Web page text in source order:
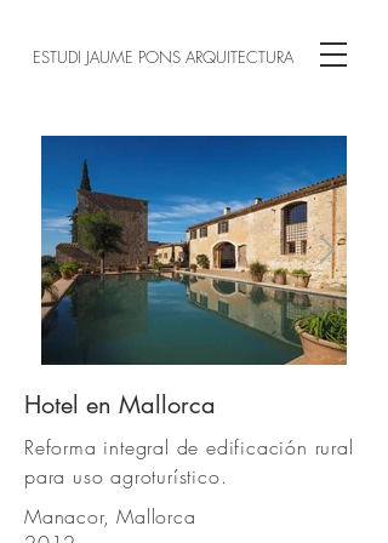
ESTUDI JAUME PONS ARQUITECTURA
Hotel en Mallorca
Reforma integral de edificación rural
para uso agroturístico.
Manacor, Mallorca